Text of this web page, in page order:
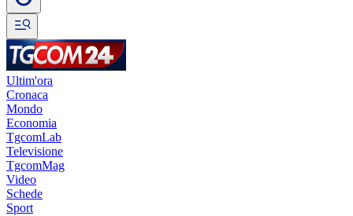
Ultim'ora
Cronaca
Mondo
Economia
TgcomLab
Televisione
TgcomMag
Video
Schede
Sport